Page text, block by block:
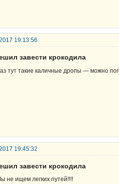
19:13:56
завести крокодила
тут такие каличные дропы — можно
19:45:32
завести крокодила
не ищем легких путей!!!!